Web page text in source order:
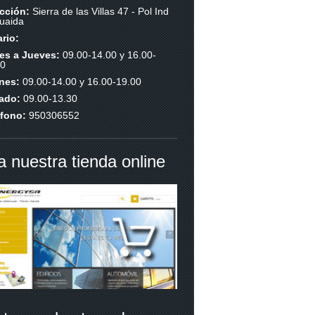
Sierra de las Villas 47 - Pol Ind
a Jueves:09.00-14.00 y 16.00-
09.00-14.00 y 16.00-19.00
09.00-13.30
950306552
nuestra tienda online